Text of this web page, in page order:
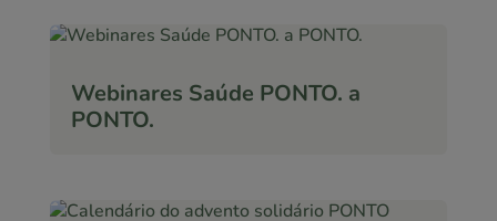
Webinares Saúde PONTO. a
PONTO.